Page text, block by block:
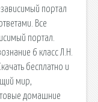
портал
Все
портал.
6 класс Л.Н.
бесплатно и
мир,
домашние